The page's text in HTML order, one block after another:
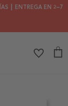
┃ ENTREGA EN 2–7